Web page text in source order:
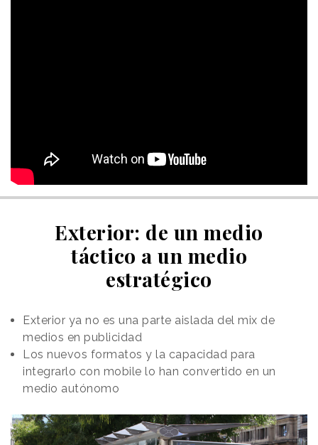
Exterior: de un medio
táctico a un medio
estratégico
Exterior ya no es una parte aislada del mix de
medios en publicidad
Los nuevos formatos y la capacidad para
integrarlo con mobile lo han convertido en un
medio autónomo